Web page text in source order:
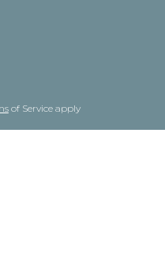
of Service apply